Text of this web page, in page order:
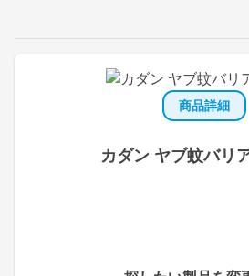
商品詳細
カダン ヤブ蚊バリ